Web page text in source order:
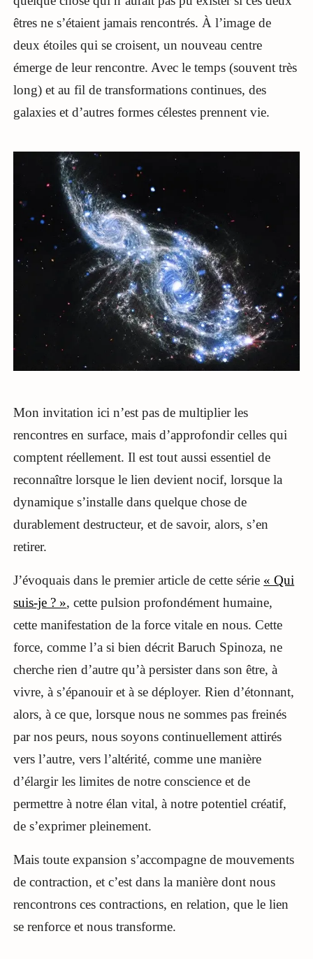
êtres ne s’étaient jamais rencontrés. À l’image de
deux étoiles qui se croisent, un nouveau centre
émerge de leur rencontre. Avec le temps (souvent très
long) et au fil de transformations continues, des
galaxies et d’autres formes célestes prennent vie.
Mon invitation ici n’est pas de multiplier les
rencontres en surface, mais d’approfondir celles qui
comptent réellement. Il est tout aussi essentiel de
reconnaître lorsque le lien devient nocif, lorsque la
dynamique s’installe dans quelque chose de
durablement destructeur, et de savoir, alors, s’en
retirer.
J’évoquais dans le premier article de cette série « Qui
suis-je ? », cette pulsion profondément humaine,
cette manifestation de la force vitale en nous. Cette
force, comme l’a si bien décrit Baruch Spinoza, ne
cherche rien d’autre qu’à persister dans son être, à
vivre, à s’épanouir et à se déployer. Rien d’étonnant,
alors, à ce que, lorsque nous ne sommes pas freinés
par nos peurs, nous soyons continuellement attirés
vers l’autre, vers l’altérité, comme une manière
d’élargir les limites de notre conscience et de
permettre à notre élan vital, à notre potentiel créatif,
de s’exprimer pleinement.
Mais toute expansion s’accompagne de mouvements
de contraction, et c’est dans la manière dont nous
rencontrons ces contractions, en relation, que le lien
se renforce et nous transforme.